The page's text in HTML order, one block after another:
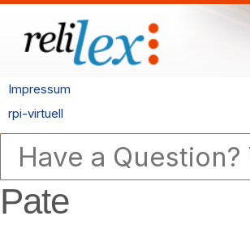
Impressum
rpi-virtuell
Pate